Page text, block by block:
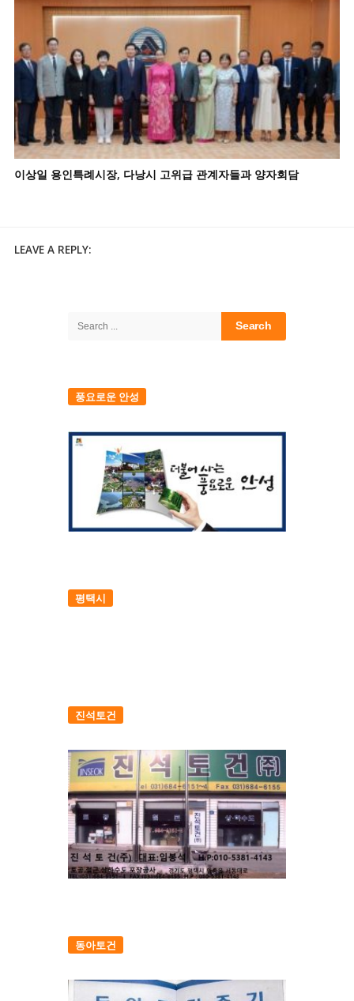
이상일 용인특례시장, 다낭시 고위급 관계자들과 양자회담
LEAVE A REPLY:
Search
풍요로운 안성
평택시
진석토건
동아토건